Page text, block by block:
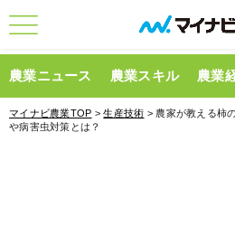
農業ニュース 農業スキル 農業
マイナビ農業TOP >生産技術 > 農家が教える柿
や病害虫対策とは？